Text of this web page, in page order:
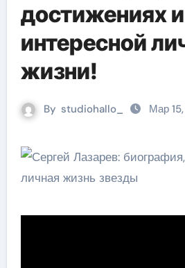
достижениях и
интересной
жизни!
By studiohallo_ Мар